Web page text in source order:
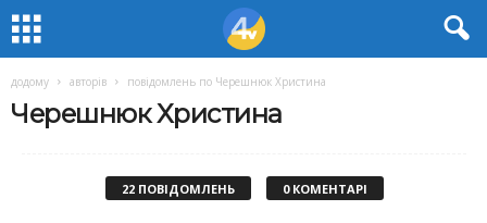
додому авторів повідомлень по Черешнюк Христина
Черешнюк Христина
22 ПОВІДОМЛЕНЬ 0 КОМЕНТАРІ